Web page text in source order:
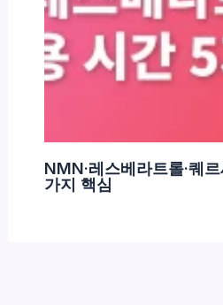
NMN·레스베라트롤·퀘
가지 핵심